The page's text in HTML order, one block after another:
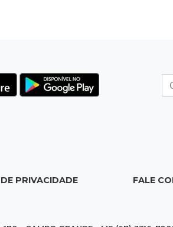
PRIVACIDADE FALE